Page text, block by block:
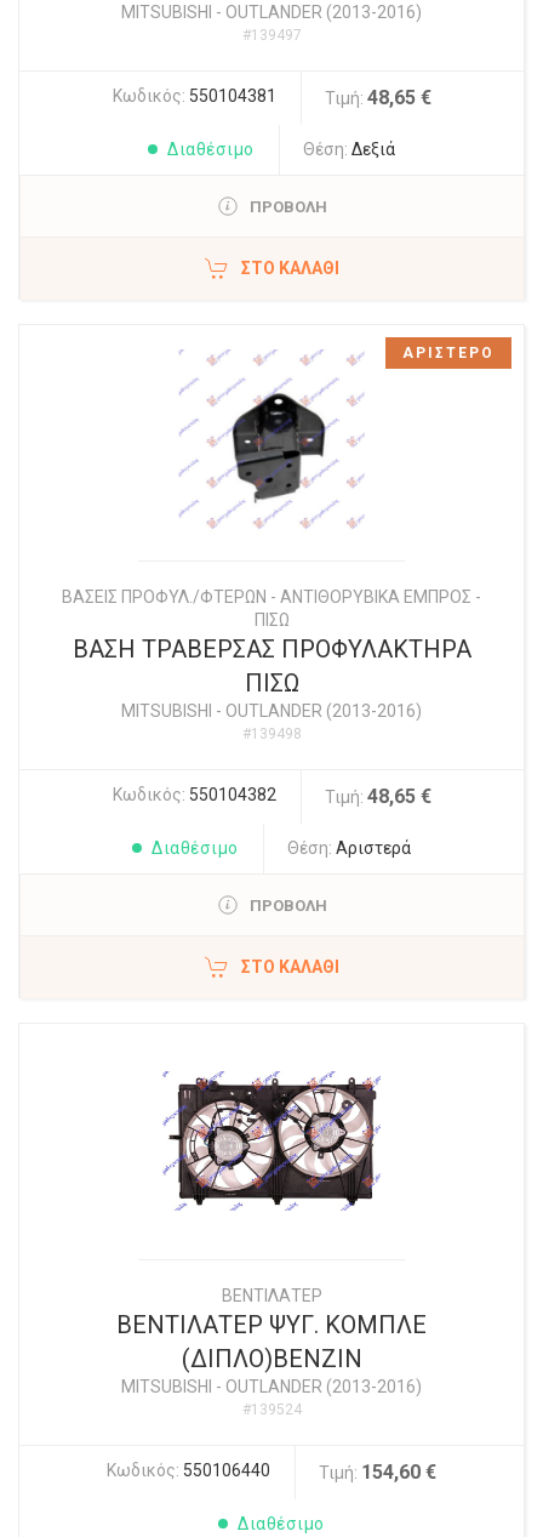
MITSUBISHI - OUTLANDER (2013-2016)
#139497
Κωδικός: 550104381 Τιμή: 48,65 €
Διαθέσιμο Θέση: Δεξιά
ΠΡΟΒΟΛΗ
ΣΤΟ ΚΑΛΆΘΙ
ΒΑΣΕΙΣ ΠΡΟΦΥΛ./ΦΤΕΡΩΝ - ΑΝΤΙΘΟΡΥΒΙΚΑ ΕΜΠΡΟΣ -
ΠΙΣΩ
ΒΑΣΗ ΤΡΑΒΕΡΣΑΣ ΠΡΟΦΥΛΑΚΤΗΡΑ
ΠΙΣΩ
MITSUBISHI - OUTLANDER (2013-2016)
#139498
Κωδικός: 550104382 Τιμή: 48,65 €
Διαθέσιμο Θέση: Αριστερά
ΠΡΟΒΟΛΗ
ΣΤΟ ΚΑΛΆΘΙ
ΑΡΙΣΤΕΡΟ
ΒΕΝΤΙΛΑΤΕΡ
ΒΕΝΤΙΛΑΤΕΡ ΨΥΓ. ΚΟΜΠΛΕ
(ΔΙΠΛΟ)ΒΕΝΖΙΝ
MITSUBISHI - OUTLANDER (2013-2016)
#139524
Κωδικός: 550106440 Τιμή: 154,60 €
Διαθέσιμο